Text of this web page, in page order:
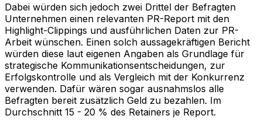
Dabei würden sich jedoch zwei Drittel der Befragten
Unternehmen einen relevanten PR-Report mit den
Highlight-Clippings und ausführlichen Daten zur PR-
Arbeit wünschen. Einen solch aussagekräftigen Bericht
würden diese laut eigenen Angaben als Grundlage für
strategische Kommunikationsentscheidungen, zur
Erfolgskontrolle und als Vergleich mit der Konkurrenz
verwenden. Dafür wären sogar ausnahmslos alle
Befragten bereit zusätzlich Geld zu bezahlen. Im
Durchschnitt 15 - 20 % des Retainers je Report.